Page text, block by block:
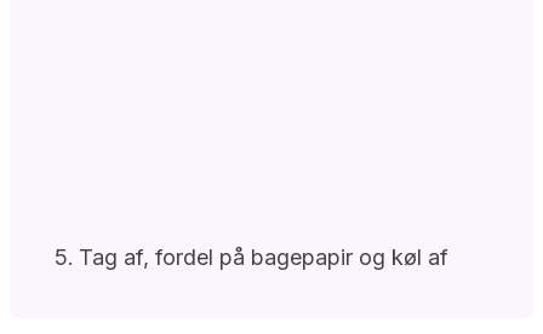
Tag af, fordel på bagepapir og køl af